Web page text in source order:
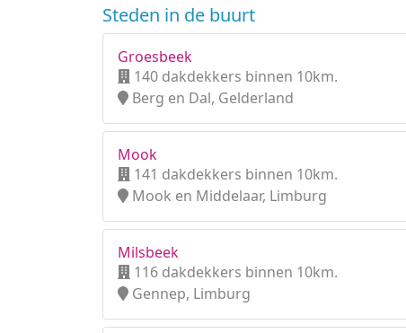
Steden in de buurt
Groesbeek
140 dakdekkers binnen 10km.
Berg en Dal, Gelderland
Mook
141 dakdekkers binnen 10km.
Mook en Middelaar, Limburg
Milsbeek
116 dakdekkers binnen 10km.
Gennep, Limburg